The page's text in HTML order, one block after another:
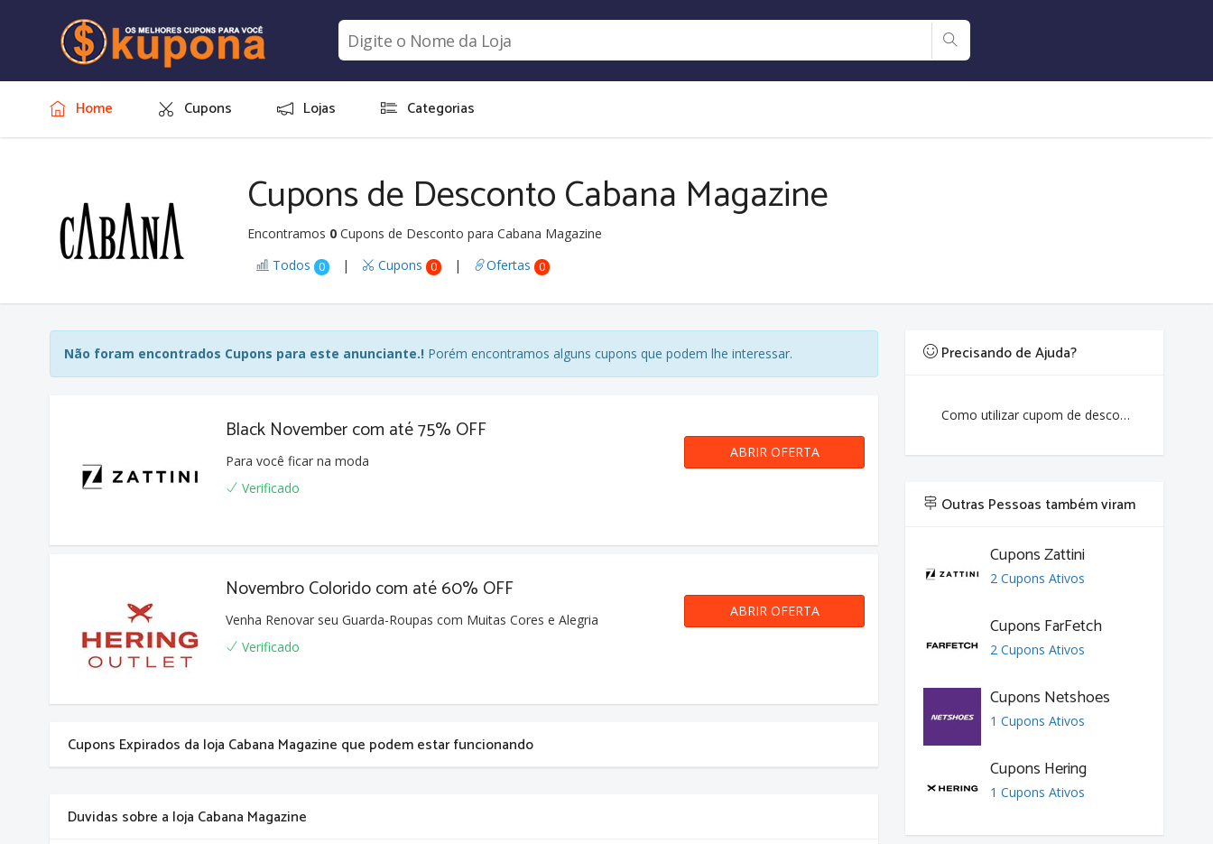
Home Cupons Lojas Categorias
Cupons de Desconto Cabana Magazine
Encontramos 0 Cupons de Desconto para Cabana Magazine
Todos
0 | Cupons 0 | Ofertas 0
Não foram encontrados Cupons para este anunciante.! Porém encontramos alguns cupons que podem lhe interessar.
Black November com até 75% OFF
Para você ficar na moda
Verificado
ABRIR OFERTA
Novembro Colorido com até 60% OFF
Venha Renovar seu Guarda-Roupas com Muitas Cores e Alegria
Verificado
ABRIR OFERTA
Cupons Expirados da loja Cabana Magazine que podem estar funcionando
Duvidas sobre a loja Cabana Magazine
Precisando de Ajuda?
Como utilizar cupom de desconto da Cabana Magazine?
Outras Pessoas também viram
Cupons Zattini
2 Cupons Ativos
Cupons FarFetch
2 Cupons Ativos
Cupons Netshoes
1 Cupons Ativos
Cupons Hering
1 Cupons Ativos